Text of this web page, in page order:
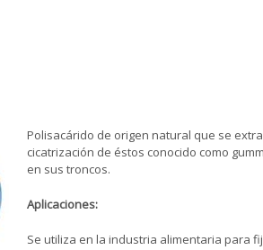
Polisacárido de origen natural que se
cicatrización de éstos conocido como
en sus troncos.
Aplicaciones:
Se utiliza en la industria alimentaria para